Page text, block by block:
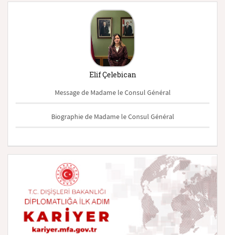
Elif Çelebican
Message de Madame le Consul Général
Biographie de Madame le Consul Général